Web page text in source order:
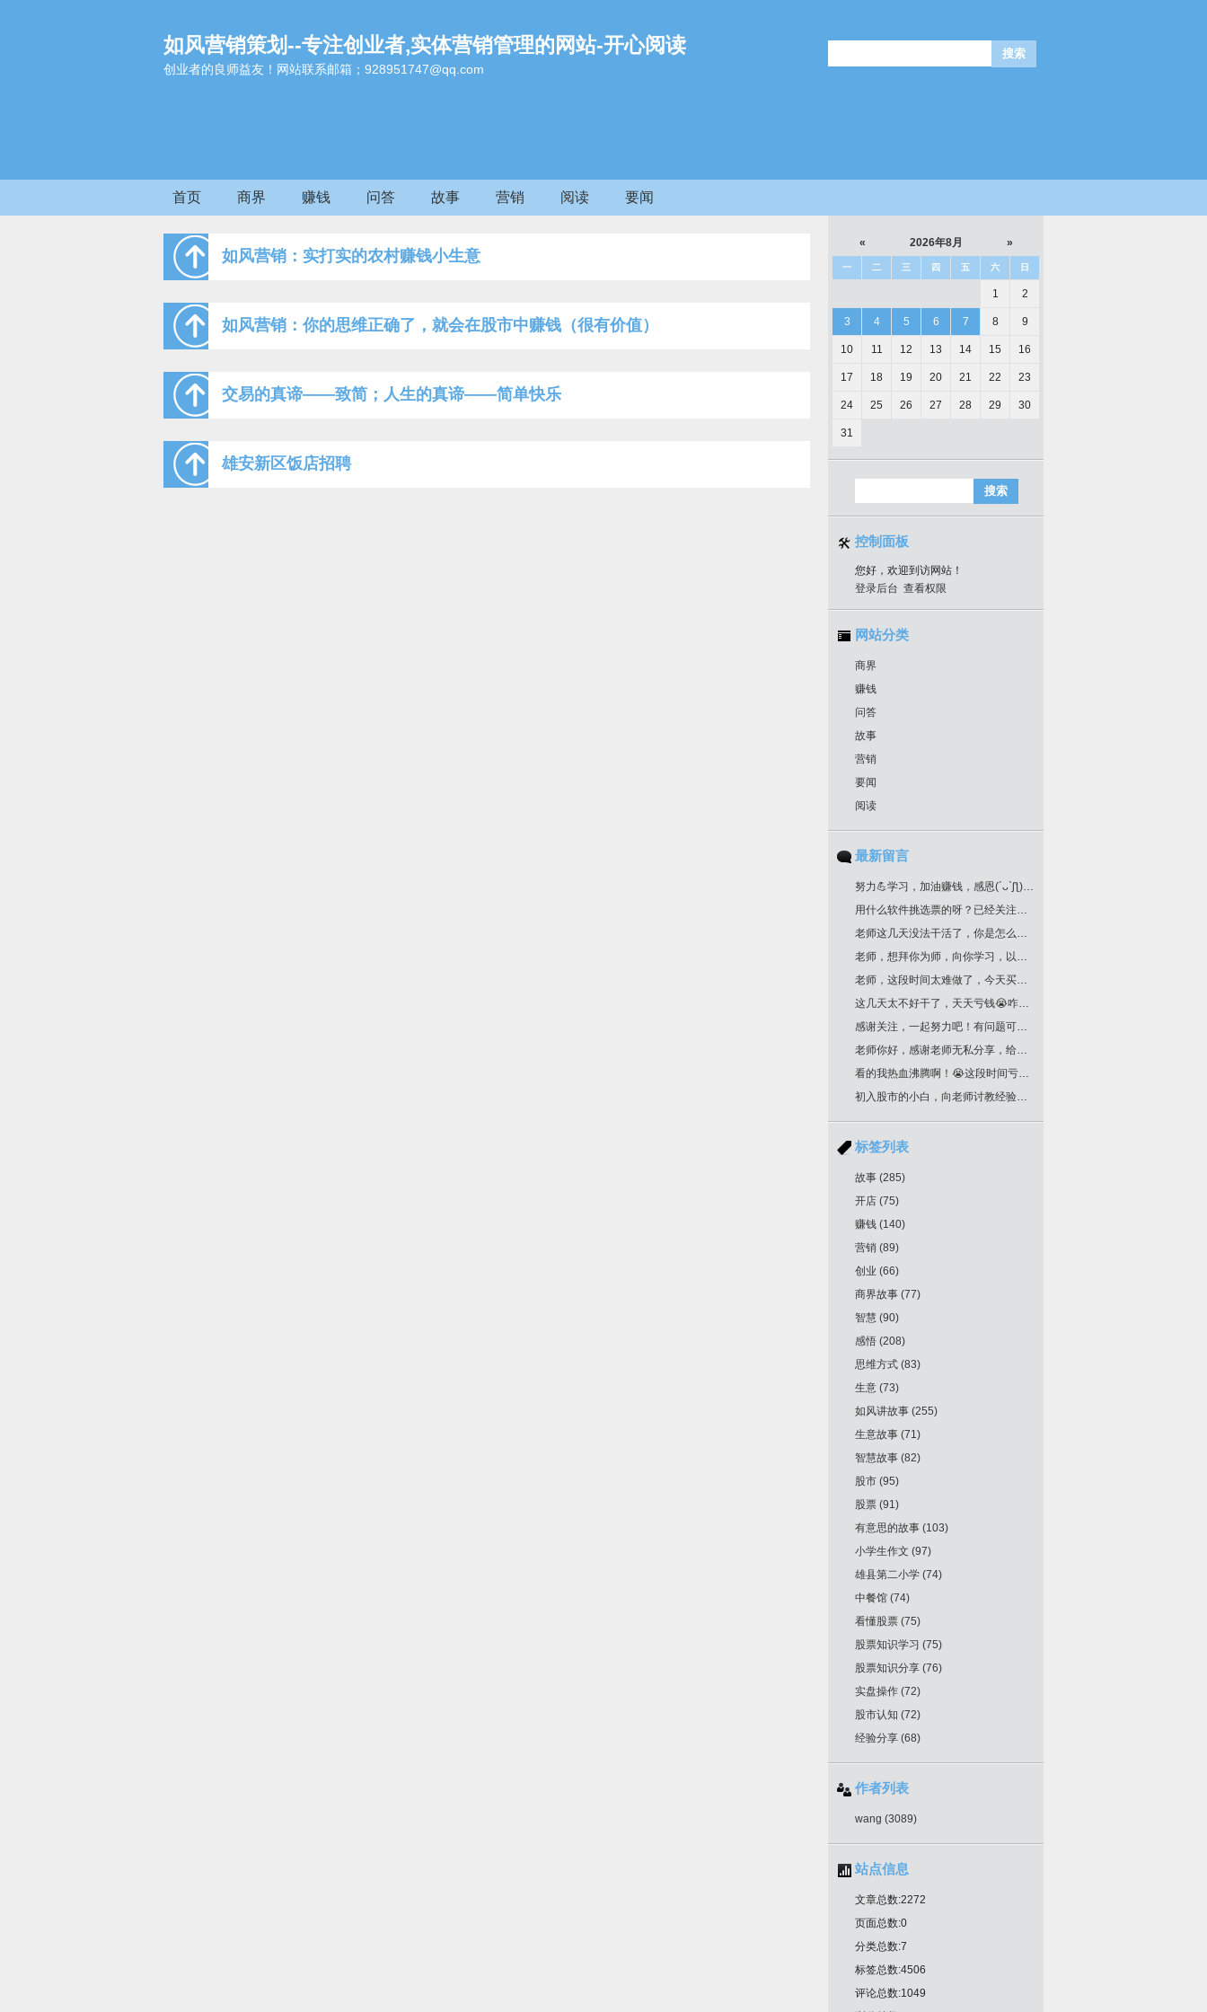
如风营销策划--专注创业者,实体营销管理的网站-开心阅读
创业者的良师益友！网站联系邮箱；928951747@qq.com
首页 商界 赚钱 问答 故事 营销 阅读 要闻
如风营销：实打实的农村赚钱小生意
如风营销：你的思维正确了，就会在股市中赚钱（很有价值）
交易的真谛——致简；人生的真谛——简单快乐
雄安新区饭店招聘
« 2026年8月 »
一 二 三 四 五 六 日
1 2
3 4 5 6 7 8 9
10 11 12 13 14 15 16
17 18 19 20 21 22 23
24 25 26 27 28 29 30
31
控制面板
您好，欢迎到访网站！
登录后台 查看权限
网站分类
商界
赚钱
问答
故事
营销
要闻
阅读
最新留言
努力💪学习，加油赚钱，感恩(´ᴗ`ʃƪ)老师分享干货
用什么软件挑选票的呀？已经关注您很久了！
老师这几天没法干活了，你是怎么挑选票票的？
老师，想拜你为师，向你学习，以邮箱联系你了，请回复为盼。
老师，这段时间太难做了，今天买明天跌，老师文中作业，是不是最后一根k线是卖点，前一根k线是买点？不知道对不对？请多多指教！
这几天太不好干了，天天亏钱😭咋办老师
感谢关注，一起努力吧！有问题可以留言
老师你好，感谢老师无私分享，给你邮箱留言了哈，我要学习交易技术课程！一定给我回复哈
看的我热血沸腾啊！😭这段时间亏惨了
初入股市的小白，向老师讨教经验！收藏了
标签列表
故事 (285)
开店 (75)
赚钱 (140)
营销 (89)
创业 (66)
商界故事 (77)
智慧 (90)
感悟 (208)
思维方式 (83)
生意 (73)
如风讲故事 (255)
生意故事 (71)
智慧故事 (82)
股市 (95)
股票 (91)
有意思的故事 (103)
小学生作文 (97)
雄县第二小学 (74)
中餐馆 (74)
看懂股票 (75)
股票知识学习 (75)
股票知识分享 (76)
实盘操作 (72)
股市认知 (72)
经验分享 (68)
作者列表
wang (3089)
站点信息
文章总数:2272
页面总数:0
分类总数:7
标签总数:4506
评论总数:1049